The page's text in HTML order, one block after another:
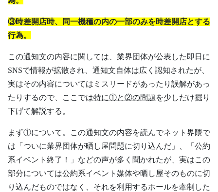
③時差開店時、同一機種の内の一部のみを時差開店とする
行為。
この通知文の内容に関しては、業界団体が公表した即日に
SNSで情報が拡散され、通知文自体は広く認知されたが、
実はその内容についてはミスリードがあったり誤解があっ
たりするので、ここでは特に①と②の問題 を少しだけ掘り
下げて解説する。
まず①について。この通知文の内容を読んでネット界隈で
は「ついに業界団体が晒し屋問題に切り込んだ」、「公約
系イベント終了！」などの声が多く聞かれたが、実はこの
部分については公約系イベント媒体や晒し屋そのものに切
り込んだものではなく、それを利用するホールを牽制した